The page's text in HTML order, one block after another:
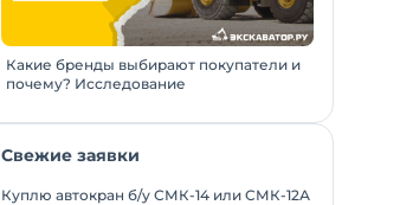
Какие бренды выбирают покупатели и
почему? Исследование
Свежие заявки
Куплю автокран б/у СМК-14 или СМК-12А